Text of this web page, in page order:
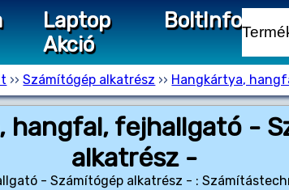
Laptop
Akció
BoltInfo
››Számítógép alkatrész ›› Hangkártya,
hangfal, fejhallgató -
alkatrész -
- Számítógép alkatrész - :